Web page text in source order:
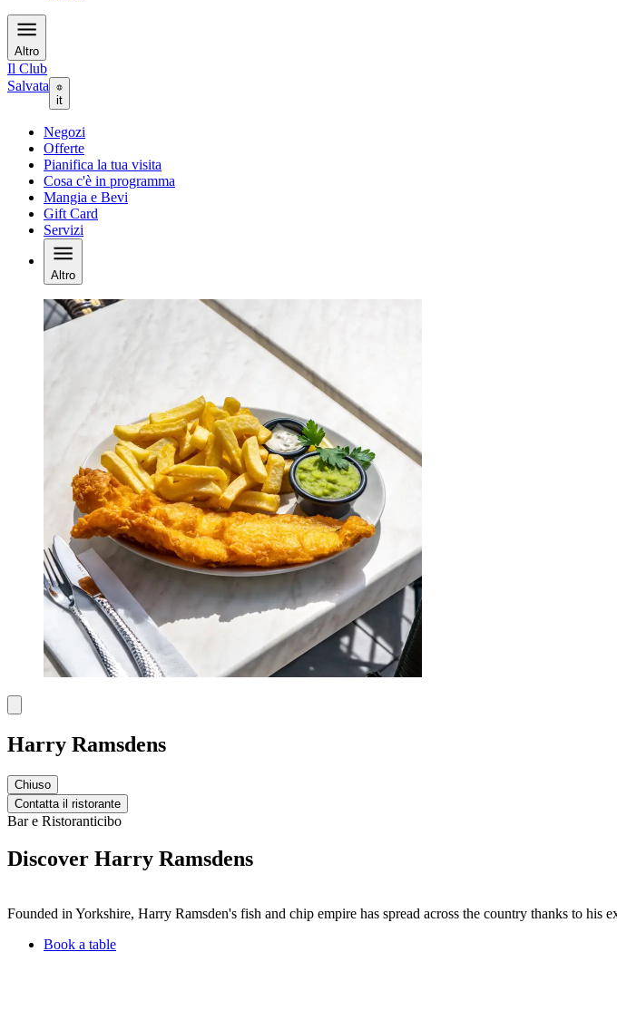
Altro
Il Club
Salvata
it
Negozi
Offerte
Pianifica la tua visita
Cosa c'è in programma
Mangia e Bevi
Gift Card
Servizi
Altro
Harry Ramsdens
Chiuso
Contatta il ristorante
Bar e Ristoranticibo
Discover Harry Ramsdens
Founded in Yorkshire, Harry Ramsden's fish and chip empire has spread across the country thanks to his
Book a table